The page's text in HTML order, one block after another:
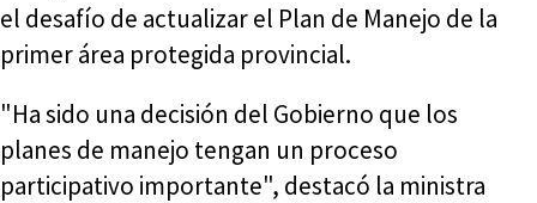
el desafío de actualizar el Plan de Manejo de la
primer área protegida provincial.
"Ha sido una decisión del Gobierno que los
planes de manejo tengan un proceso
participativo importante", destacó la ministra